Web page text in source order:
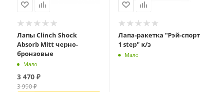
Лапы Clinch Shock
Absorb Mitt черно-
бронзовые
Мало
3 470 ₽
3 990₽
Лапа-ракетка "Рэй-спорт
1 step" к/з
Мало